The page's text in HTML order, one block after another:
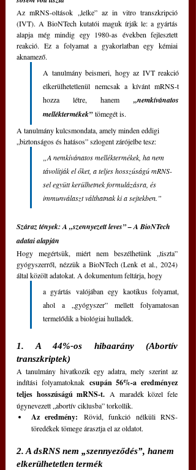
Az mRNS-oltások „lelke” az in vitro transzkripció
(IVT). A BioNTech kutatói maguk írják le: a gyártás
alapja még mindig egy 1980-as években fejlesztett
reakció. Ez a folyamat a gyakorlatban egy kémiai
aknamező.
A tanulmány beismeri, hogy az IVT reakció
elkerülhetetlenül nemcsak a kívánt mRNS-t
hozza létre, hanem „nemkívánatos
melléktermékek” tömegét is.
A tanulmány kulcsmondata, amely minden eddigi
„biztonságos és hatásos” szlogent zárójelbe tesz:
„A nemkívánatos melléktermékek, ha nem
távolítják el őket, a teljes hosszúságú mRNS-
sel együtt kerülhetnek formulázásra, és
immunválaszt válthatnak ki a sejtekben.”
Száraz tények: A „szennyezett leves” – A BioNTech
adatai alapján
Hogy megértsük, miért nem beszélhetünk „tiszta”
gyógyszerről, nézzük a BioNTech (Lenk et al., 2024)
által közölt adatokat. A dokumentum feltárja, hogy
a gyártás valójában egy kaotikus folyamat,
ahol a „gyógyszer” mellett folyamatosan
termelődik a biológiai hulladék.
1. A 44%-os hibaarány (Abortív
transzkriptek)
A tanulmány hivatkozik egy adatra, mely szerint az
indítási folyamatoknak csupán 56%-a eredményez
teljes hosszúságú mRNS-t. A maradék közel fele
úgynevezett „abortív ciklusba” torkollik.
Az eredmény: Rövid, funkció nélküli RNS-
töredékek tömege árasztja el az oldatot.
2. A dsRNS nem „szennyeződés”, hanem
elkerülhetetlen termék